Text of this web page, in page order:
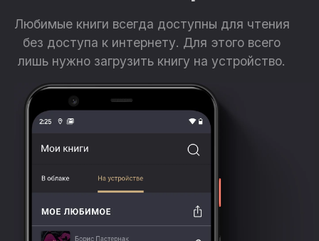
Любимые книги всегда доступны для чтения
без доступа к интернету. Для этого всего
лишь нужно загрузить книгу на устройство.